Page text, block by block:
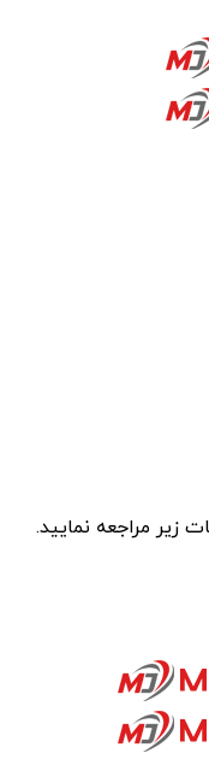
مراجعه نمایید.